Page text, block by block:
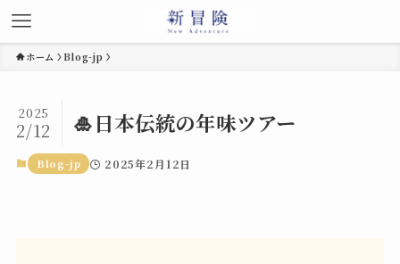
ホーム Blog-jp
🎍日本伝統の年味ツアー
2025
2/12
Blog-jp 2025年2月12日